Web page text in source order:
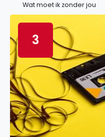
Wat moet ik zonder jou
3